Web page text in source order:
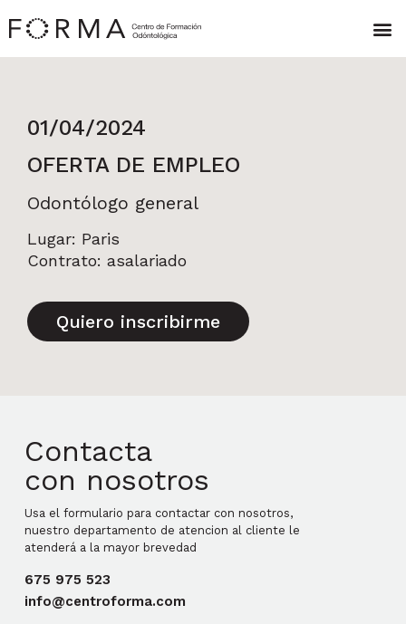
01/04/2024
OFERTA DE EMPLEO
Odontólogo general
Lugar: Paris
Contrato: asalariado
Quiero inscribirme
Contacta
con nosotros
Usa el formulario para contactar con nosotros,
nuestro departamento de atencion al cliente le
atenderá a la mayor brevedad
675 975 523
info@centroforma.com